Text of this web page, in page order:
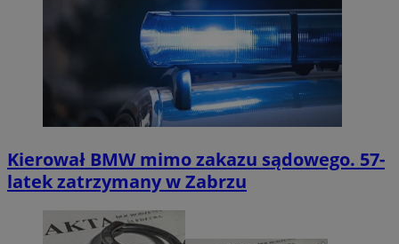
Kierował BMW mimo zakazu sądowego. 57-
latek zatrzymany w Zabrzu